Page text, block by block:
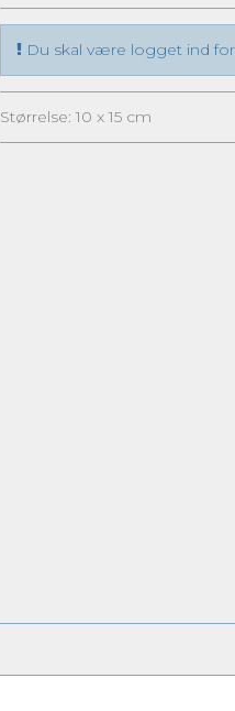
Du skal være logget ind
Størrelse: 10 x 15 cm